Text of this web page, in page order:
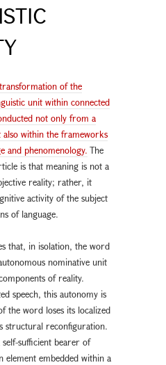
of the
unit within connected
not only from a
also within the frameworks
and phenomenology. The
is that meaning is not a
reality; rather, it
activity of the subject
of language.
that, in isolation, the word
nominative unit
of reality.
speech, this autonomy is
the word loses its localized
structural reconfiguration.
sufficient bearer of
element embedded within a